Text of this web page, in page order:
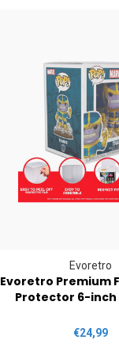
Evoretro
Evoretro Premium
Protector 6-inch
€24,99